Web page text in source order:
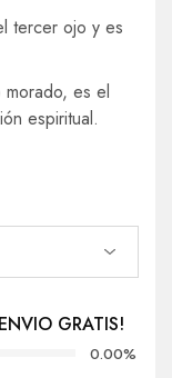
tercer ojo y es
es el
espiritual.
ENVIO GRATIS!
0.00%